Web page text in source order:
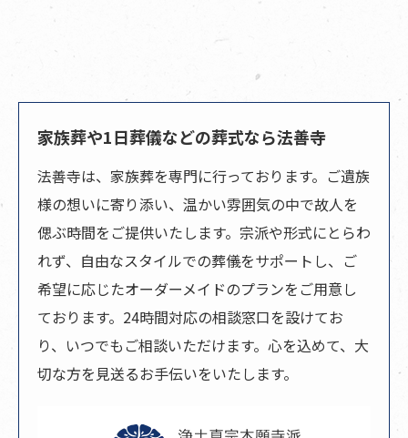
家族葬や1日葬儀などの葬式なら法善寺
法善寺は、家族葬を専門に行っております。ご遺族
様の想いに寄り添い、温かい雰囲気の中で故人を
偲ぶ時間をご提供いたします。宗派や形式にとらわ
れず、自由なスタイルでの葬儀をサポートし、ご
希望に応じたオーダーメイドのプランをご用意し
ております。24時間対応の相談窓口を設けてお
り、いつでもご相談いただけます。心を込めて、大
切な方を見送るお手伝いをいたします。